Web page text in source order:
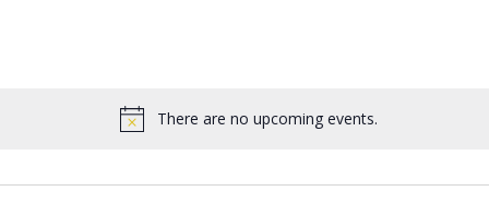
Notice
There are no upcoming events.